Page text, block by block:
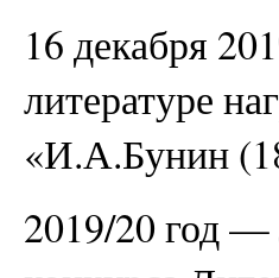
16 декабря
литературе
«И.А.Бунин
2019/20 год —